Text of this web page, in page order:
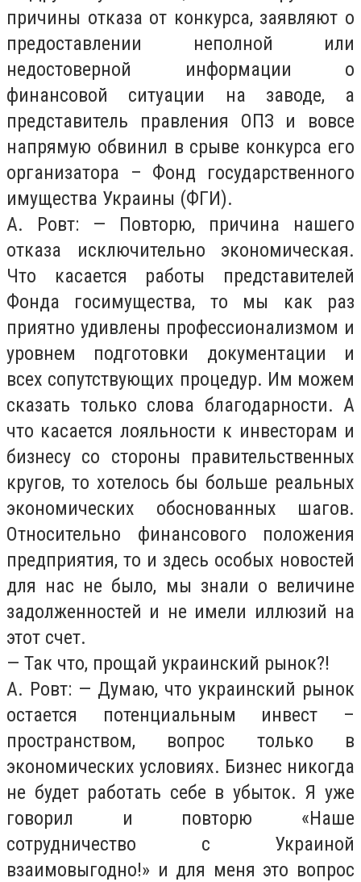
причины отказа от конкурса, заявляют о
предоставлении неполной или
недостоверной информации о
финансовой ситуации на заводе, а
представитель правления ОПЗ и вовсе
напрямую обвинил в срыве конкурса его
организатора – Фонд государственного
имущества Украины (ФГИ).
А. Ровт: — Повторю, причина нашего
отказа исключительно экономическая.
Что касается работы представителей
Фонда госимущества, то мы как раз
приятно удивлены профессионализмом и
уровнем подготовки документации и
всех сопутствующих процедур. Им можем
сказать только слова благодарности. А
что касается лояльности к инвесторам и
бизнесу со стороны правительственных
кругов, то хотелось бы больше реальных
экономических обоснованных шагов.
Относительно финансового положения
предприятия, то и здесь особых новостей
для нас не было, мы знали о величине
задолженностей и не имели иллюзий на
этот счет.
— Так что, прощай украинский рынок?!
А. Ровт: — Думаю, что украинский рынок
остается потенциальным инвест –
пространством, вопрос только в
экономических условиях. Бизнес никогда
не будет работать себе в убыток. Я уже
говорил и повторю «Наше
сотрудничество с Украиной
взаимовыгодно!» и для меня это вопрос